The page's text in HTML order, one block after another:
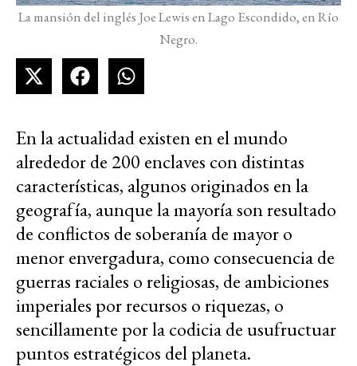
La mansión del inglés Joe Lewis en Lago Escondido, en Río
Negro.
En la actualidad existen en el mundo
alrededor de 200 enclaves con distintas
características, algunos originados en la
geografía, aunque la mayoría son resultado
de conflictos de soberanía de mayor o
menor envergadura, como consecuencia de
guerras raciales o religiosas, de ambiciones
imperiales por recursos o riquezas, o
sencillamente por la codicia de usufructuar
puntos estratégicos del planeta.